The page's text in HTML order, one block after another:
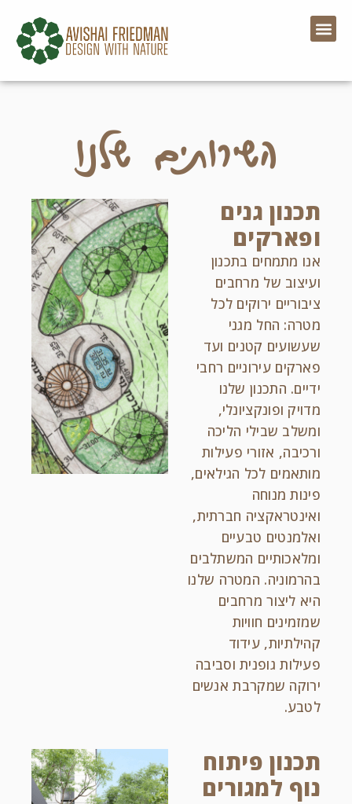
השירותים שלנו
תכנון גנים
ופארקים
אנו מתמחים בתכנון
ועיצוב של מרחבים
ציבוריים ירוקים לכל
מטרה: החל מגני
שעשועים קטנים ועד
פארקים עירוניים רחבי
ידיים. התכנון שלנו
מדויק ופונקציונלי,
ומשלב שבילי הליכה
ורכיבה, אזורי פעילות
מותאמים לכל הגילאים,
פינות מנוחה
ואינטראקציה חברתית,
ואלמנטים טבעיים
ומלאכותיים המשתלבים
בהרמוניה. המטרה שלנו
היא ליצור מרחבים
שמזמינים חוויות
קהילתיות, עידוד
פעילות גופנית וסביבה
ירוקה שמקרבת אנשים
לטבע.
תכנון פיתוח
נוף למגורים